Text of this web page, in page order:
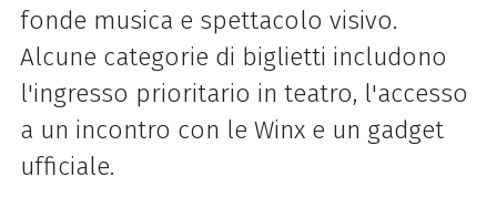
fonde musica e spettacolo visivo.
Alcune categorie di biglietti includono
l'ingresso prioritario in teatro, l'accesso
a un incontro con le Winx e un gadget
ufficiale.